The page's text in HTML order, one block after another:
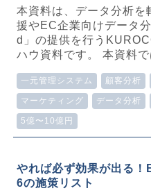
本資料は、データ分析を
援やEC企業向けデータ
d」の提供を行う
ハウ資料です。 本資料
一元管理システム 顧客分析
マーケティング データ分析
5億〜10億円
やれば必ず効果が出る
6の施策リスト